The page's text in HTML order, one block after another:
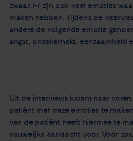
zwaar. Er zijn ook veel emoties
maken hebben. Tijdens de
andere de volgende emotie
angst, onzekerheid, eenzaamheid
Uit de interviews kwam naar
patiënt met deze emoties te
van de patiënt heeft hiermee te
nauwelijks aandacht voor. Voor